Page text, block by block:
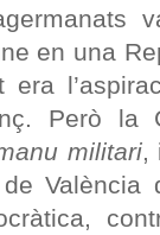
en una
era
Però la
militari,